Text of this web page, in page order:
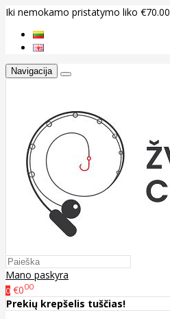
Iki nemokamo pristatymo liko €70.00
Navigacija
Mano paskyra
0 €000
Prekių krepšelis tuščias!